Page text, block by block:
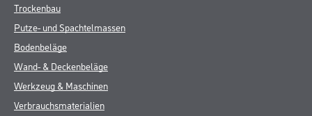
Trockenbau
Putze- und Spachtelmassen
Bodenbeläge
Wand- & Deckenbeläge
Werkzeug & Maschinen
Verbrauchsmaterialien